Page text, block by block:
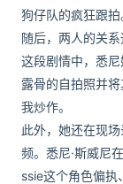
狗仔队的疯狂跟拍
随后，两人的关
这段剧情中，悉
露骨的自拍照并
我炒作。
此外，她还在现
频。悉尼·斯威尼
ssie这个角色偏执